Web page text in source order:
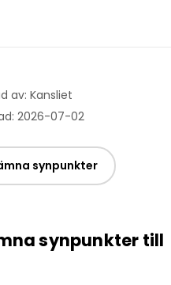
av: Kansliet
2026-07-02
synpunkter
synpunkter till